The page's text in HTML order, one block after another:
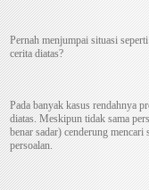
Pernah menjumpai situasi
cerita diatas?
Pada banyak kasus rendahnya
diatas. Meskipun tidak sama
benar sadar) cenderung
persoalan.